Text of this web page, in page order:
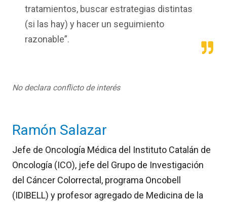
tratamientos, buscar estrategias distintas
(si las hay) y hacer un seguimiento
razonable”.
No declara conflicto de interés
Ramón Salazar
Jefe de Oncología Médica del Instituto Catalán de
Oncología (ICO), jefe del Grupo de Investigación
del Cáncer Colorrectal, programa Oncobell
(IDIBELL) y profesor agregado de Medicina de la